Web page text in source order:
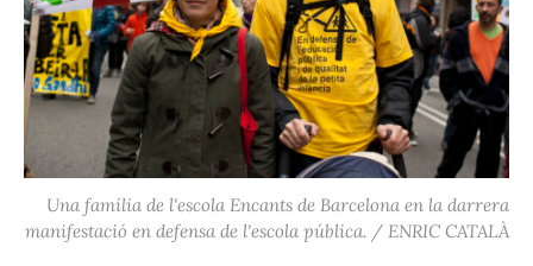
Una família de l'escola Encants de Barcelona en la darrera
manifestació en defensa de l'escola pública. / ENRIC CATALÀ